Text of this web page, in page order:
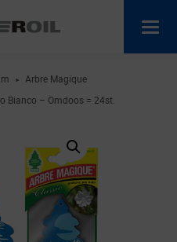
►
Arbre Magique
Bianco – Omdoos = 24st.